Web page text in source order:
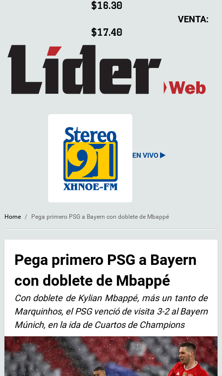
$16.30
VENTA:
$17.40
EN VIVO
Home / Pega primero PSG a Bayern con doblete de Mbappé
Pega primero PSG a Bayern
con doblete de Mbappé
Con doblete de Kylian Mbappé, más un tanto de
Marquinhos, el PSG venció de visita 3-2 al Bayern
Múnich, en la ida de Cuartos de Champions